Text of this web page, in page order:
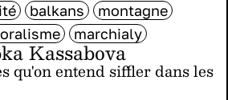
Kassabova
qu'on entend siffler dans les
balkans
montagne
marchialy